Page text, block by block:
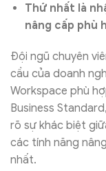
Thứ nhất là
nâng cấp phù
Đội ngũ chuyên
cầu của doanh
Workspace phù
Business
rõ sự khác biệt
các tính năng
nhất.